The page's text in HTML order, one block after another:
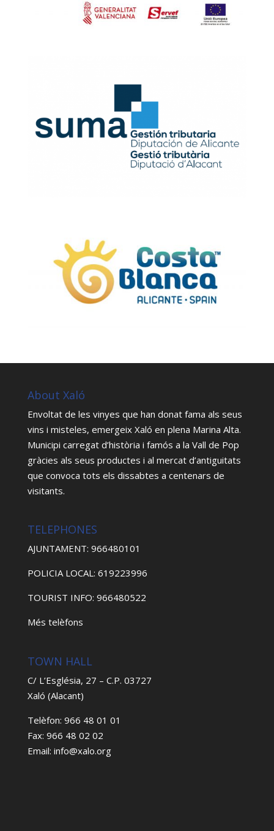
About Xaló
Envoltat de les vinyes que han donat fama als seus
vins i misteles, emergeix Xaló en plena Marina Alta.
Municipi carregat d’història i famós a la Vall de Pop
gràcies als seus productes i al mercat d’antiguitats
que convoca tots els dissabtes a centenars de
visitants.
TELEPHONES
AJUNTAMENT: 966480101
POLICIA LOCAL: 619223996
TOURIST INFO: 966480522
Més telèfons
TOWN HALL
C/ L’Església, 27 – C.P. 03727
Xaló (Alacant)
Telèfon: 966 48 01 01
Fax: 966 48 02 02
Email: info@xalo.org